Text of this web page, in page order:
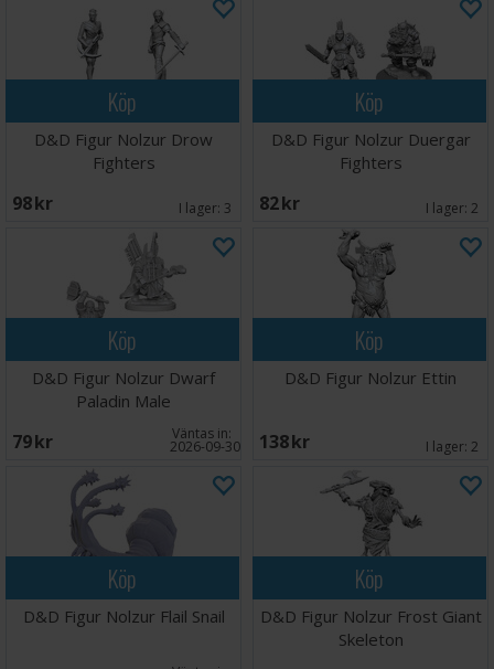
Köp
D&D Figur Nolzur Drow
Fighters
98 SEK I lager: 3
Köp
D&D Figur Nolzur Duergar
Fighters
82 SEK I lager: 2
Köp
D&D Figur Nolzur Dwarf
Paladin Male
79 SEK Väntas in:
2026-09-30
Köp
D&D Figur Nolzur Ettin
138 SEK I lager: 2
Köp
D&D Figur Nolzur Flail Snail
Köp
D&D Figur Nolzur Frost Giant
Skeleton